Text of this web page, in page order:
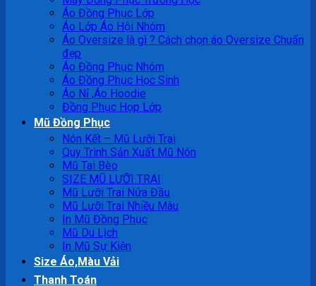
Áo Đồng Phục Lớp
Áo Lớp Áo Hội Nhóm
Áo Oversize là gì ? Cách chọn áo Oversize Chuẩn
đẹp
Áo Đồng Phục Nhóm
Áo Đồng Phục Học Sinh
Áo Nỉ ,Áo Hoodie
Đồng Phục Họp Lớp
Mũ Đồng Phục
Nón Kết – Mũ Lưỡi Trai
Quy Trình Sản Xuất Mũ Nón
Mũ Tai Bèo
SIZE MŨ LƯỠI TRAI
Mũ Lưỡi Trai Nửa Đầu
Mũ Lưỡi Trai Nhiều Màu
In Mũ Đồng Phục
Mũ Du Lịch
In Mũ Sự Kiện
Size Áo,Màu Vải
Thanh Toán